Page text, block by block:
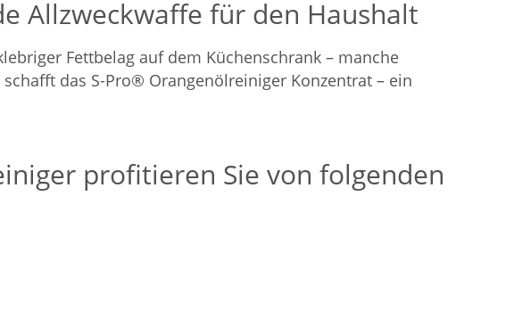
Allzweckwaffe für den Haushalt
Fettbelag auf dem Küchenschrank – manche
das S-Pro® Orangenölreiniger Konzentrat – ein
profitieren Sie von folgenden